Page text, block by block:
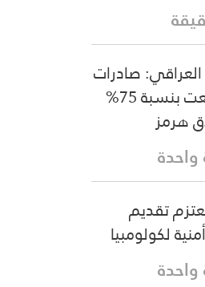
العراقي: صادرات
النفط تراجعت بنسبة 75%
هرمز
تقديم
لكولومبيا